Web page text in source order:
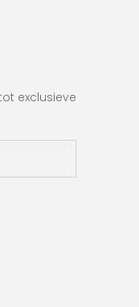
exclusieve